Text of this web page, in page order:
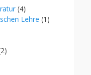
(4)
Lehre (1)